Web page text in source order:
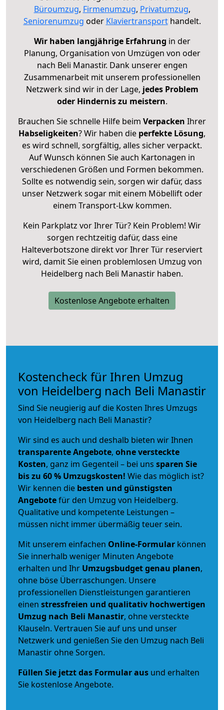
Büroumzug, Firmenumzug, Privatumzug,
Seniorenumzug oder Klaviertransporthandelt.
Wir haben langjährige Erfahrung in der
Planung, Organisation von Umzügen von oder
nach Beli Manastir. Dank unserer engen
Zusammenarbeit mit unserem professionellen
Netzwerk sind wir in der Lage, jedes Problem
oder Hindernis zu meistern.
Brauchen Sie schnelle Hilfe beim Verpacken Ihrer
Habseligkeiten? Wir haben die perfekte Lösung,
es wird schnell, sorgfältig, alles sicher verpackt.
Auf Wunsch können Sie auch Kartonagen in
verschiedenen Größen und Formen bekommen.
Sollte es notwendig sein, sorgen wir dafür, dass
unser Netzwerk sogar mit einem Möbellift oder
einem Transport-Lkw kommen.
Kein Parkplatz vor Ihrer Tür? Kein Problem! Wir
sorgen rechtzeitig dafür, dass eine
Halteverbotszone direkt vor Ihrer Tür reserviert
wird, damit Sie einen problemlosen Umzug von
Heidelberg nach Beli Manastir haben.
Kostenlose Angebote erhalten
Kostencheck für Ihren Umzug
von Heidelberg nach Beli Manastir
Sind Sie neugierig auf die Kosten Ihres Umzugs
von Heidelberg nach Beli Manastir?
Wir sind es auch und deshalb bieten wir Ihnen
transparente Angebote, ohne versteckte
Kosten, ganz im Gegenteil – bei uns sparen Sie
bis zu 60 % Umzugskosten! Wie das möglich ist?
Wir kennen die besten und günstigsten
Angebotefür den Umzug von Heidelberg.
Qualitative und kompetente Leistungen –
müssen nicht immer übermäßig teuer sein.
Mit unserem einfachen Online-Formular können
Sie innerhalb weniger Minuten Angebote
erhalten und Ihr Umzugsbudgetgenau planen,
ohne böse Überraschungen. Unsere
professionellen Dienstleistungen garantieren
einen stressfreien und qualitativ hochwertigen
Umzug nach Beli Manastir, ohne versteckte
Klauseln. Vertrauen Sie auf uns und unser
Netzwerk und genießen Sie den Umzug nach Beli
Manastir ohne Sorgen.
Füllen Sie jetzt das Formular aus und erhalten
Sie kostenlose Angebote.